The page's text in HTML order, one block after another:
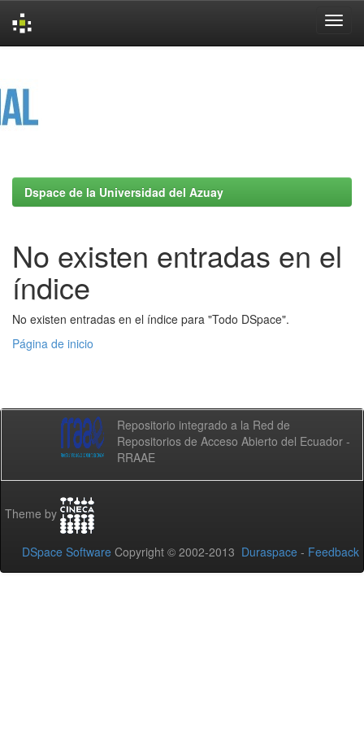
Dspace de la Universidad del Azuay
No existen entradas en el
índice
No existen entradas en el índice para "Todo DSpace".
Página de inicio
Repositorio integrado a la Red de
Repositorios de Acceso Abierto del Ecuador -
RRAAE
Theme by
DSpace Software Copyright © 2002-2013 Duraspace - Feedback